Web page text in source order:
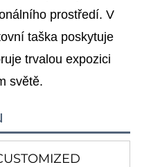
prostředí. V
taška poskytuje
trvalou expozici
světě.